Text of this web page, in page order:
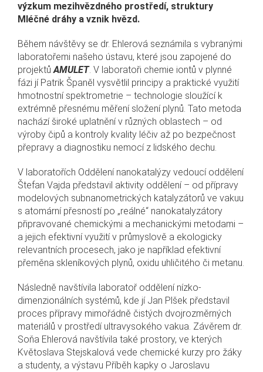
výzkum mezihvězdného prostředí, struktury
Mléčné dráhy a vznik hvězd.
Během návštěvy se dr. Ehlerová seznámila s vybranými
laboratořemi našeho ústavu, které jsou zapojené do
projektůAMULET. V laboratoři chemie iontů v plynné
fázi jí Patrik Španěl vysvětlil principy a praktické využití
hmotnostní spektrometrie – technologie sloužící k
extrémně přesnému měření složení plynů. Tato metoda
nachází široké uplatnění v různých oblastech – od
výroby čipů a kontroly kvality léčiv až po bezpečnost
přepravy a diagnostiku nemocí z lidského dechu.
V laboratořích Oddělení nanokatalýzy vedoucí oddělení
Štefan Vajda představil aktivity oddělení – od přípravy
modelových subnanometrických katalyzátorů ve vakuu
s atomární přesností po „reálné“ nanokatalyzátory
připravované chemickými a mechanickými metodami –
a jejich efektivní využití v průmyslově a ekologicky
relevantních procesech, jako je například efektivní
přeměna skleníkových plynů, oxidu uhličitého či metanu.
Následně navštívila laboratoř oddělení nízko-
dimenzionálních systémů, kde jí Jan Plšek představil
proces přípravy mimořádně čistých dvojrozměrných
materiálů v prostředí ultravysokého vakua. Závěrem dr.
Soňa Ehlerová navštívila také prostory, ve kterých
Květoslava Stejskalová vede chemické kurzy pro žáky
a studenty, a výstavu Příběh kapky o Jaroslavu